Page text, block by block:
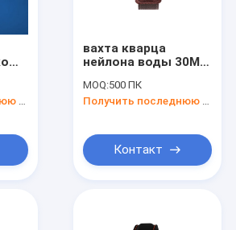
вахта кварца
нейлона воды 30M
MOQ:500 ПК
Контакт